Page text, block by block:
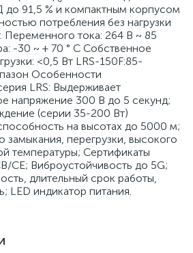
91,5 % и компактным корпусом
потребления без нагрузки
тока: 264 В ~ 85
-30 ~ + 70 ° C Собственное
<0,5 Вт LRS-150F:85-
Особенности
LRS: Выдерживает
напряжение 300 В до 5 секунд;
(серии 35-200 Вт)
на высотах до 5000 м;
замыкания, перегрузки, высокого
температуры; Сертификаты
CE; Виброустойчивость до 5G;
длительный срок работы,
LED индикатор питания.